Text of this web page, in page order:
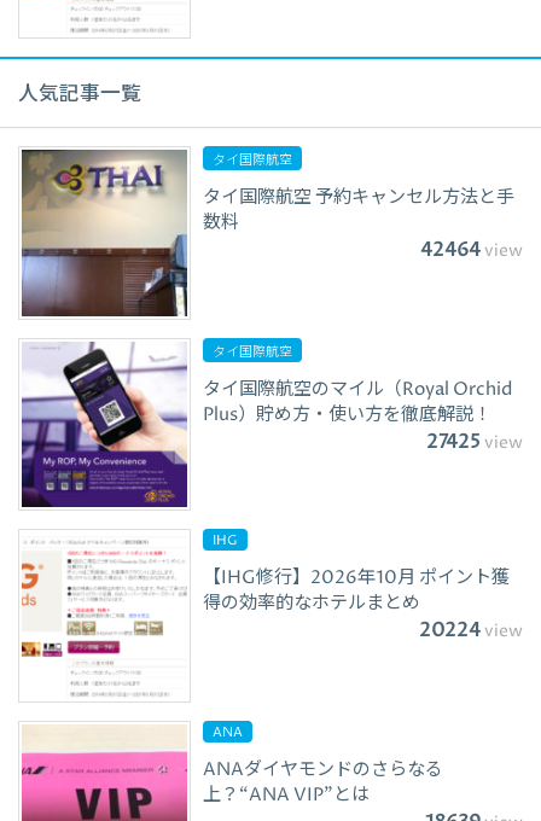
人気記事一覧
タイ国際航空
タイ国際航空 予約キャンセル方法と手
数料
42464view
タイ国際航空
タイ国際航空のマイル（Royal Orchid
Plus）貯め方・使い方を徹底解説！
27425 view
IHG
【IHG修行】2026年10月 ポイント獲
得の効率的なホテルまとめ
20224view
ANA
ANAダイヤモンドのさらなる
上？“ANA VIP”とは